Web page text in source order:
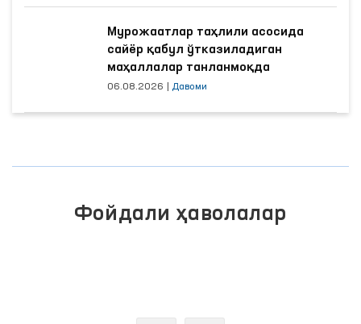
Мурожаатлар таҳлили асосида
сайёр қабул ўтказиладиган
маҳаллалар танланмоқда
06.08.2026 Давоми
Фойдали ҳаволалар